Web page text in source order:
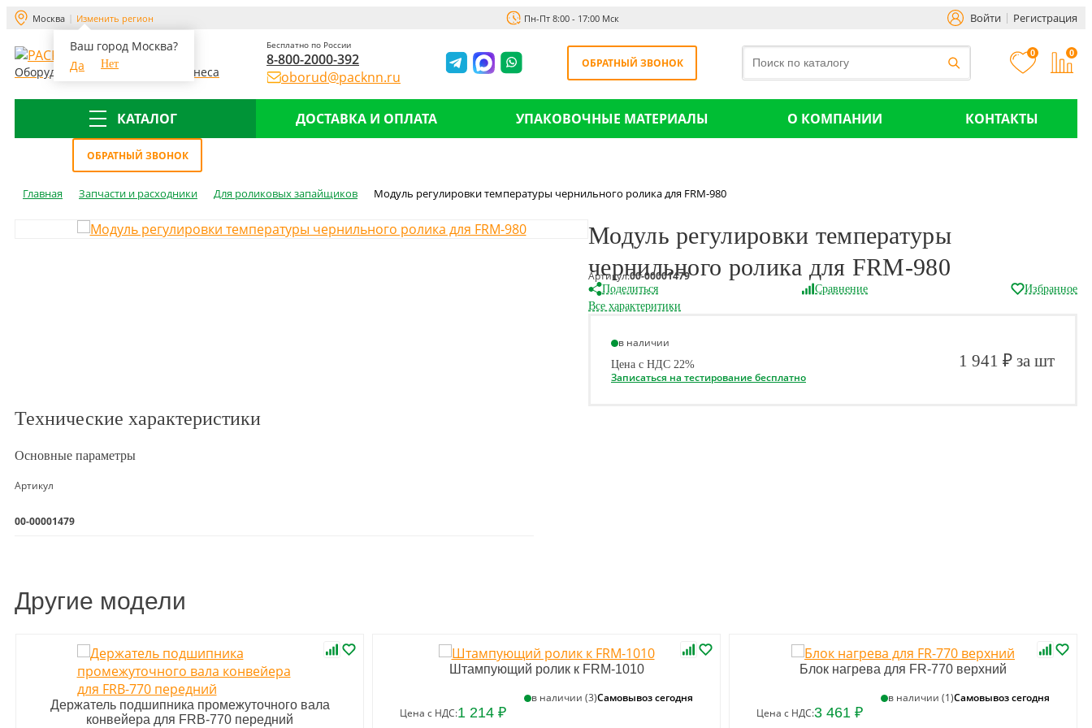
Москва Изменить регион
Ваш город Москва?
Да
Нет
Пн-Пт 8:00 - 17:00 Мск Войти Регистрация
Оборудование для склада и бизнеса
Бесплатно по России
8-800-2000-392
oborud@packnn.ru
ОБРАТНЫЙ ЗВОНОК
0 0
КАТАЛОГ ДОСТАВКА И ОПЛАТА УПАКОВОЧНЫЕ МАТЕРИАЛЫ О КОМПАНИИ КОНТАКТЫ
ОБРАТНЫЙ ЗВОНОК
Главная Запчасти и расходники Для роликовых запайщиков Модуль регулировки температуры чернильного ролика для FRM-980
Модуль регулировки температуры
чернильного ролика для FRM-980
Артикул:00-00001479
Поделиться Сравнение
Избранное
Все характеритики
в наличии
Цена с НДС 22% 1 941 ₽ за шт
Записаться на тестирование бесплатно
Технические характеристики
Основные параметры
Артикул
00-00001479
Другие модели
Держатель подшипника промежуточного вала
конвейера для FRB-770 передний
Штампующий ролик к FRM-1010
в наличии (3)Самовывоз сегодня
Цена с НДС:1 214 ₽
Блок нагрева для FR-770 верхний
в наличии (1)Самовывоз сегодня
Цена с НДС:3 461 ₽